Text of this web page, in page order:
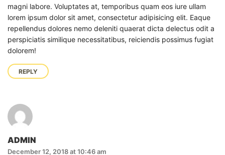
magni labore. Voluptates at, temporibus quam eos iure ullam
lorem ipsum dolor sit amet, consectetur adipisicing elit. Eaque
repellendus dolores nemo deleniti quaerat dicta delectus odit a
perspiciatis similique necessitatibus, reiciendis possimus fugiat
dolorem!
REPLY
ADMIN
December 12, 2018 at 10:46 am